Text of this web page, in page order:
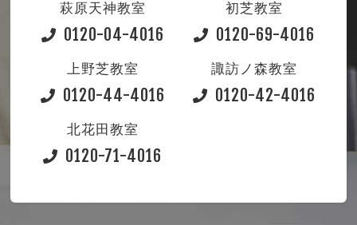
萩原天神教室
0120-04-4016
初芝教室
0120-69-4016
上野芝教室
0120-44-4016
諏訪ノ森教室
0120-42-4016
北花田教室
0120-71-4016